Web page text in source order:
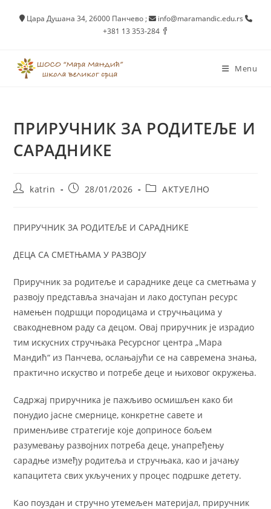
Цара Душана 34, 26000 Панчево;
info@maramandic.edu.rs
+381 13 353-284
Menu
ПРИРУЧНИК ЗА РОДИТЕЉЕ И
САРАДНИКЕ
Postkatrin
Post28/01/2026
PostАКТУЕЛНО
ПРИРУЧНИК ЗА РОДИТЕЉЕ И САРАДНИКЕ
ДЕЦА СА СМЕТЊАМА У РАЗВОЈУ
Приручник за родитеље и сараднике деце са сметњама у
развоју представља значајан и лако доступан ресурс
намењен подршци породицама и стручњацима у
свакодневном раду са децом. Овај приручник је израдио
тим искусних стручњака Ресурсног центра „Мара
Мандић“ из Панчева, ослањајући се на савремена знања,
практично искуство и потребе деце и њиховог окружења.
Садржај приручника је пажљиво осмишљен како би
понудио јасне смернице, конкретне савете и
применљиве стратегије које доприносе бољем
разумевању развојних потреба деце, унапређењу
сарадње између родитеља и стручњака, као и јачању
капацитета свих укључених у процес подршке детету.
Као поуздан и стручно утемељен материјал, приручник